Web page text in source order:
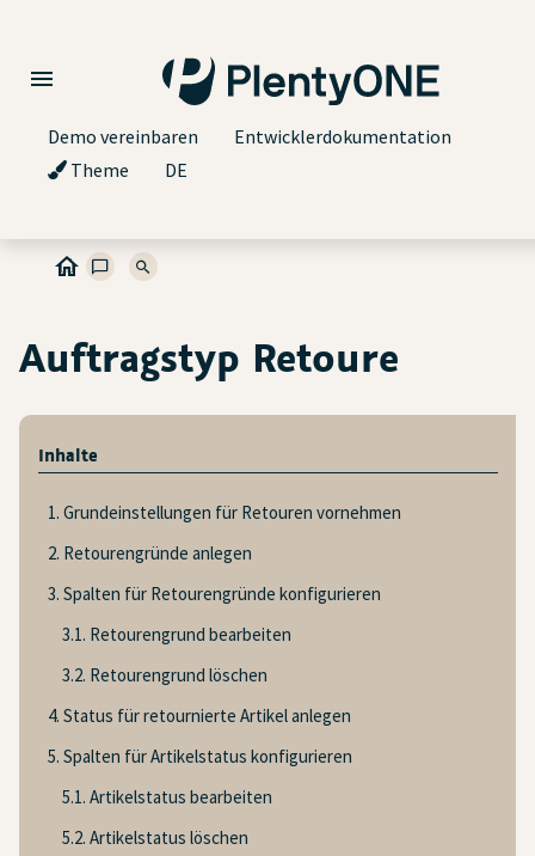
Demo vereinbaren
Entwicklerdokumentation
Theme
DE
Auftragstyp Retoure
Inhalte
1. Grundeinstellungen für Retouren vornehmen
2. Retourengründe anlegen
3. Spalten für Retourengründe konfigurieren
3.1. Retourengrund bearbeiten
3.2. Retourengrund löschen
4. Status für retournierte Artikel anlegen
5. Spalten für Artikelstatus konfigurieren
5.1. Artikelstatus bearbeiten
5.2. Artikelstatus löschen